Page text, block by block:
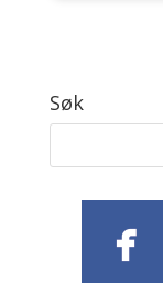
Søk